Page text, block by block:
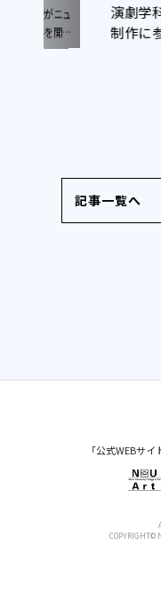
准教授がニュ
写真展を開催
演劇学
制作に
記事一覧へ
「公式WEBサ
COPYRIGHT©